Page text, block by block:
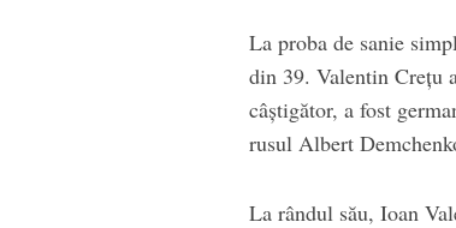
La proba de sanie
din 39. Valentin Creţu
câştigător, a fost
rusul Albert
La rândul său, Ioan